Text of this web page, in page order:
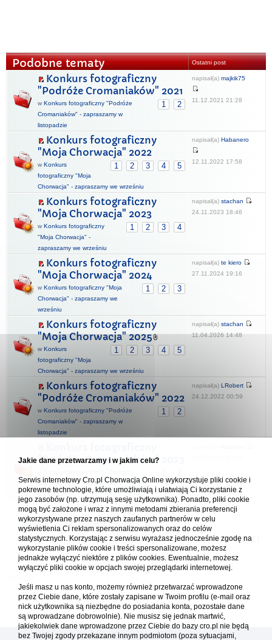
Podobne tematy Ostatni post
Konkurs fotograficzny
"Podróże Cromaniaków" 2021
1 2
w Konkurs fotograficzny "Podróże
Cromaniaków" - zapraszamy w
listopadzie
napisał(a) majkik75
11.12.2021 21:28
Konkurs fotograficzny
"Moja Chorwacja" 2022
1 2 3 4 5
w Konkurs
fotograficzny "Moja
Chorwacja" - zapraszamy we wrześniu
napisał(a) Habanero
12.11.2022 17:58
Konkurs fotograficzny
"Moja Chorwacja" 2023
1 2 3 4
w Konkurs fotograficzny
"Moja Chorwacja" -
zapraszamy we wrześniu
napisał(a) stachan
24.11.2023 18:46
Konkurs fotograficzny
"Moja Chorwacja" 2024
1 2 3
w Konkurs fotograficzny "Moja
Chorwacja" - zapraszamy we
wrześniu
napisał(a) te kiero
27.11.2024 19:16
Konkurs fotograficzny
"Moja Chorwacja" 2025
1 2 3 4 5
w Konkurs
fotograficzny "Moja
Chorwacja" - zapraszamy we wrześniu
napisał(a) stachan
11.04.2026 14:48
Konkurs fotograficzny
"Podróże Cromaniaków" 2022
1 2
w Konkurs fotograficzny "Podróże
Cromaniaków" - zapraszamy w
listopadzie
napisał(a) LRobert
24.12.2022 00:59
"Podróże Cromaniaków" 2023
Cromaniaków" - zapraszamy w
listopadzie
Forum Chorwacja Online - Cro.pl
Usuń ciasteczka• Strefa czasowa: UTC + 1 (Polska - czas zimowy) [ DST
Jakie dane przetwarzamy i w jakim celu?
Serwis internetowy Cro.pl Chorwacja Online wykorzystuje pliki cookie i
pokrewne technologie, które umożliwiają i ułatwiają Ci korzystanie z
jego zasobów (np. utrzymują sesję użytkownika). Ponadto, pliki cookie
mogą być założone i wraz z innymi metodami zbierania preferencji
wykorzystywane przez naszych zaufanych partnerów w celu
wyświetlenia Ci reklam spersonalizowanych oraz do celów
statystycznych. Korzystając z serwisu wyrażasz jednocześnie zgodę na
wykorzystanie plików cookie i treści spersonalizowane, możesz
jednakże wyłączyć niektóre z plików cookies. Ewentualnie, możesz
wyłączyć pliki cookie w opcjach swojej przeglądarki internetowej.
Jeśli masz u nas konto, możemy również przetwarzać wprowadzone
przez Ciebie dane, które zostały zapisane w Twoim profilu (e-mail oraz
nick użytkownika są niezbędne do posiadania konta, pozostałe dane
są wprowadzane dobrowolnie). Nie musisz się jednak martwić,
jakiekolwiek dane wprowadzone przez Ciebie do bazy cro.pl nie będą
bez Twojej zgody przekazane innym podmiotom (poza sytuacjami,